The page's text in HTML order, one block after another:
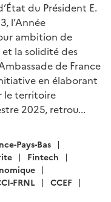
du Président E.
l’Année
ambition de
la solidité des
de France
en élaborant
le territoire
2025, retrou...
Pays-Bas
Fintech
FRNL
CCEF